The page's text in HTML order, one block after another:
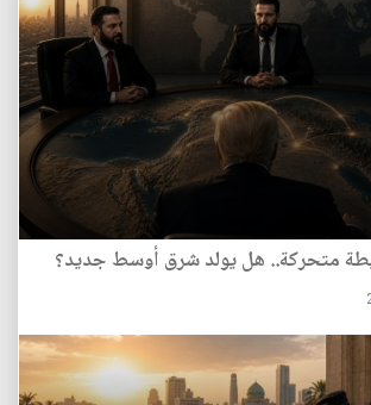
متحركة.. هل يولد شرق أوسط جديد؟